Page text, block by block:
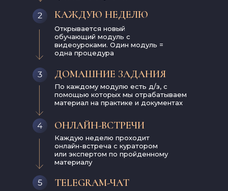
Открывается новый
обучающий модуль с
видеоуроками. Один модуль =
одна процедура
КАЖДУЮ НЕДЕЛЮ
TELEGRAM-ЧАТ
ДОМАШНИЕ ЗАДАНИЯ
По каждому модулю есть д/з, с
помощью которых мы отрабатываем
материал на практике и документах
Каждую неделю проходит
онлайн-встреча с куратором
или экспертом по пройденному
материалу
ОНЛАЙН-ВСТРЕЧИ